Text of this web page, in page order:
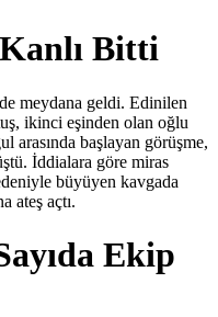
Bitti
meydana geldi. Edinilen
ikinci eşinden olan oğlu
arasında başlayan görüşme,
İddialara göre miras
büyüyen kavgada
ateş açtı.
Ekip